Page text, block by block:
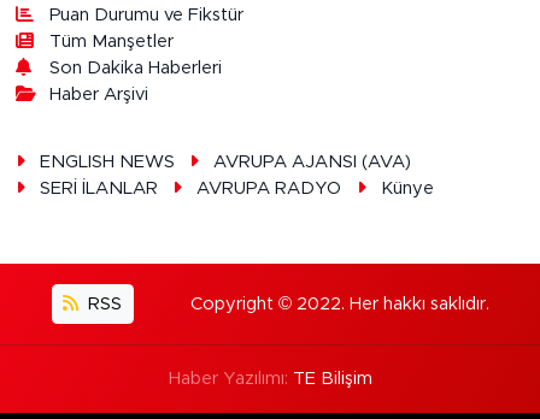
Puan Durumu ve Fikstür
Tüm Manşetler
Son Dakika Haberleri
Haber Arşivi
ENGLISH NEWS
AVRUPA AJANSI (AVA)
SERİ İLANLAR
AVRUPA RADYO Künye
RSS Copyright © 2022. Her hakkı saklıdır.
Haber Yazılımı: TE Bilişim